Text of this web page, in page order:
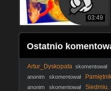
03:49
Ostatnio
Artur_Dyskopata skomentował
Ulam - dokument pl
anonim skomentował
Lektor PL
anonim skomentował Siedmiu.